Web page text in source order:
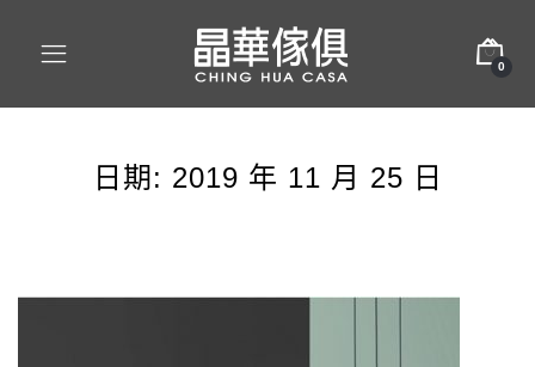
0
日期: 2019 年 11 月 25 日